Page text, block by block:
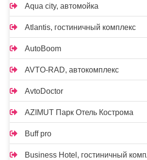
Aqua city, автомойка
Atlantis, гостиничный комплекс
AutoBoom
AVTO-RAD, автокомплекс
AvtoDoctor
AZIMUT Парк Отель Кострома
Buff pro
Business Hotel, гостиничный